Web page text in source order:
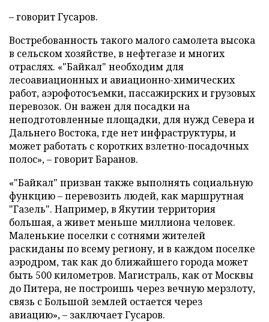
– говорит Гусаров.
Востребованность такого малого самолета высока
в сельском хозяйстве, в нефтегазе и многих
отраслях. «"Байкал" необходим для
лесоавиационных и авиационно-химических
работ, аэрофотосъемки, пассажирских и грузовых
перевозок. Он важен для посадки на
неподготовленные площадки, для нужд Севера и
Дальнего Востока, где нет инфраструктуры, и
может работать с коротких взлетно-посадочных
полос», – говорит Баранов.
«"Байкал" призван также выполнять социальную
функцию – перевозить людей, как маршрутная
"Газель". Например, в Якутии территория
большая, а живет меньше миллиона человек.
Маленькие поселки с сотнями жителей
раскиданы по всему региону, и в каждом поселке
аэродром, так как до ближайшего города может
быть 500 километров. Магистраль, как от Москвы
до Питера, не построишь через вечную мерзлоту,
связь с Большой землей остается через
авиацию», – заключает Гусаров.